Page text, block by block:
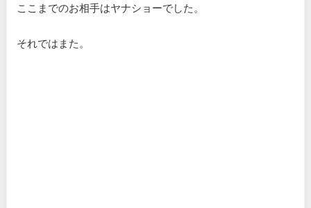
ここまでのお相手はヤナショーでした。
それではまた。